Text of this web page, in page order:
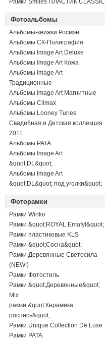
Рамки Smiles ПЛАСТИК CLASSIC
Фотоальбомы
Альбомы-книжки Росмэн
Альбомы СК-Полиграфия
Альбомы Image Art Deluxe
Альбомы Image Art Кожа
Альбомы Image Art
Традиционные
Альбомы Image Art Магнитные
Альбомы Climax
Альбомы Looney Tunes
Свадебная и Детская коллекция
2011
Альбомы PATA
Альбомы Image Art
&quot;DL&quot;
Альбомы Image Art
&quot;DL&quot; под уголки&quot;
Фоторамки
Рамки Winko
Рамки &quot;ROYAL Emafyl&quot;
Рамки пластиковые KLS
Рамки &quot;Сосна&quot;
Рамки Деревянные Светосила
(NEW!)
Рамки Фотостиль
Рамки &quot;Деревянные&quot;
Mix
рамки &quot;Керамика
роспись&quot;
Рамки Unique Collection De Luxe
Рамки PATA